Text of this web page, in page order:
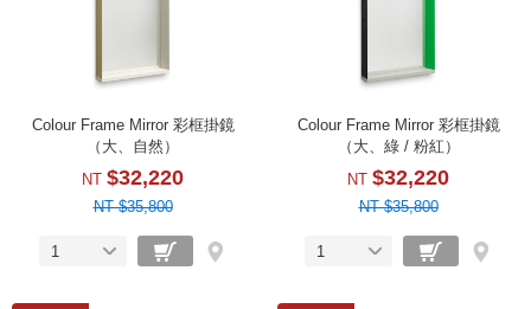
Colour Frame Mirror 彩框掛鏡
（大、自然）
NT $32,220
NT $35,800
1
Colour Frame Mirror 彩框掛鏡
（大、綠 / 粉紅）
NT $32,220
NT $35,800
1